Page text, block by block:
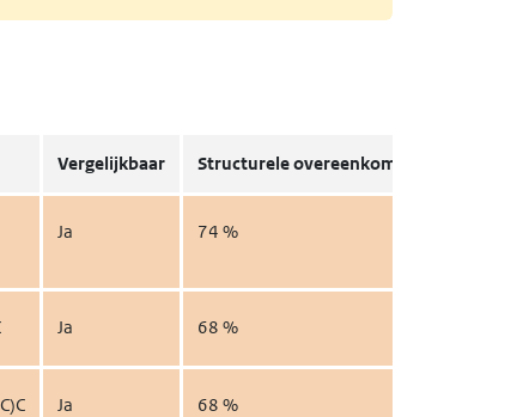
Vergelijkbaar Structurele overeenkomst
Ja 74 %
Ja 68 %
Ja 68 %